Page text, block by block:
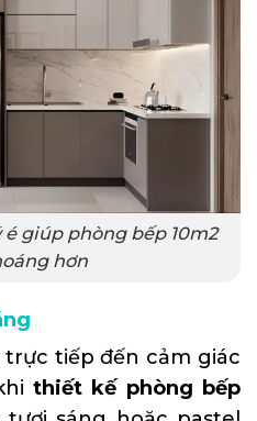
giúp phòng bếp 10m2
hơn
tiếp đến cảm giác
thiết kế phòng bếp